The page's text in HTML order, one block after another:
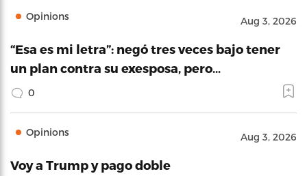
Opinions Aug 3, 2026
“Esa es mi letra”: negó tres veces bajo tener
un plan contra su exesposa, pero…
0
Opinions Aug 3, 2026
Voy a Trump y pago doble